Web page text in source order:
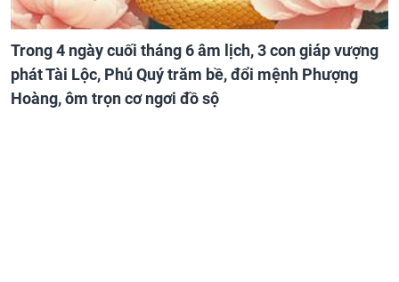
Trong 4 ngày cuối tháng 6 âm lịch, 3 con giáp vượng
phát Tài Lộc, Phú Quý trăm bề, đổi mệnh Phượng
Hoàng, ôm trọn cơ ngơi đồ sộ